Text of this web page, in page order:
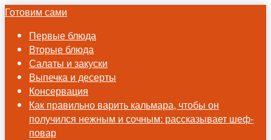
Готовим сами
Первые блюда
Вторые блюда
Салаты и закуски
Выпечка и десерты
Консервация
Как правильно варить кальмара, чтобы он
получился нежным и сочным: рассказывает шеф-
повар